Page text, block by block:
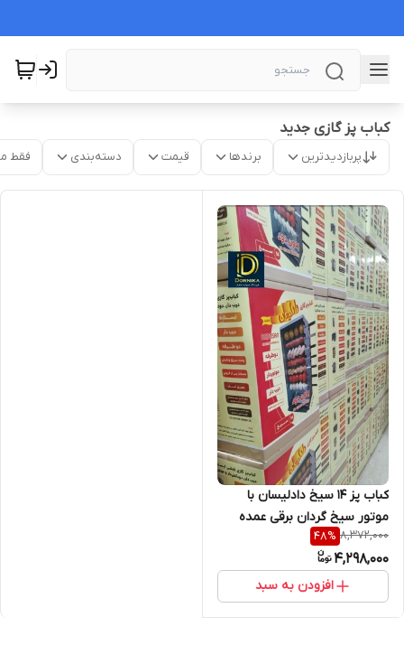
کباب پز گازی جدید
پربازدیدترین برندها قیمت دسته‌بندی فقط
کباب پز ۱۴ سیخ دادلیسان با
موتور سیخ گردان برقی عمده
8,372,000
48%
4,298,000
افزودن به سبد